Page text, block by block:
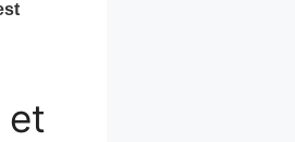
et